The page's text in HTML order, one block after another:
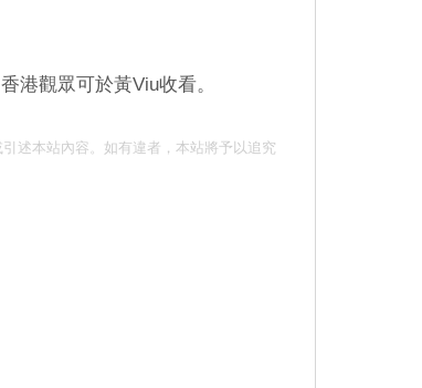
港觀眾可於黃Viu收看。
述本站內容。如有違者，本站將予以追究